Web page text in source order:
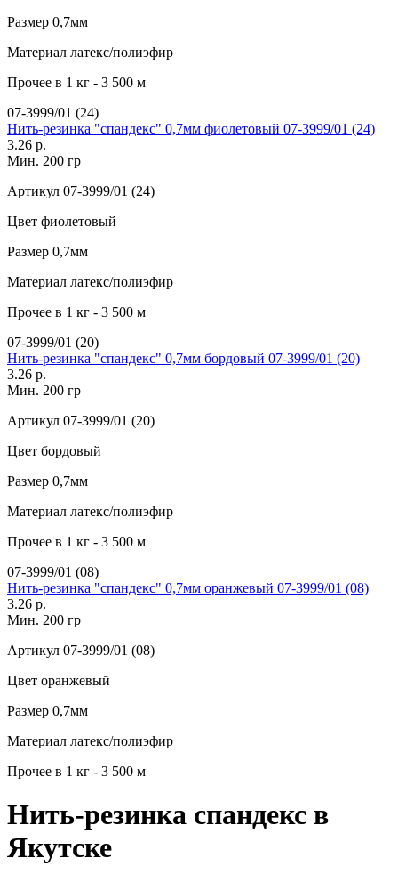
Размер 0,7мм
Материал латекс/полиэфир
Прочее в 1 кг - 3 500 м
07-3999/01 (24)
Нить-резинка "спандекс" 0,7мм фиолетовый 07-3999/01 (24)
3.26 р.
Мин. 200 гр
Артикул 07-3999/01 (24)
Цвет фиолетовый
Размер 0,7мм
Материал латекс/полиэфир
Прочее в 1 кг - 3 500 м
07-3999/01 (20)
Нить-резинка "спандекс" 0,7мм бордовый 07-3999/01 (20)
3.26 р.
Мин. 200 гр
Артикул 07-3999/01 (20)
Цвет бордовый
Размер 0,7мм
Материал латекс/полиэфир
Прочее в 1 кг - 3 500 м
07-3999/01 (08)
Нить-резинка "спандекс" 0,7мм оранжевый 07-3999/01 (08)
3.26 р.
Мин. 200 гр
Артикул 07-3999/01 (08)
Цвет оранжевый
Размер 0,7мм
Материал латекс/полиэфир
Прочее в 1 кг - 3 500 м
Нить-резинка спандекс в
Якутске